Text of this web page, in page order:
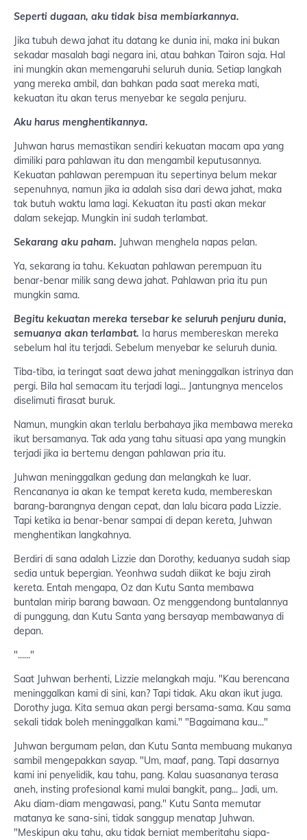
Seperti dugaan, aku tidak bisa membiarkannya.
Jika tubuh dewa jahat itu datang ke dunia ini, maka ini bukan
sekadar masalah bagi negara ini, atau bahkan Tairon saja. Hal
ini mungkin akan memengaruhi seluruh dunia. Setiap langkah
yang mereka ambil, dan bahkan pada saat mereka mati,
kekuatan itu akan terus menyebar ke segala penjuru.
Aku harus menghentikannya.
Juhwan harus memastikan sendiri kekuatan macam apa yang
dimiliki para pahlawan itu dan mengambil keputusannya.
Kekuatan pahlawan perempuan itu sepertinya belum mekar
sepenuhnya, namun jika ia adalah sisa dari dewa jahat, maka
tak butuh waktu lama lagi. Kekuatan itu pasti akan mekar
dalam sekejap. Mungkin ini sudah terlambat.
Sekarang aku paham. Juhwan menghela napas pelan.
Ya, sekarang ia tahu. Kekuatan pahlawan perempuan itu
benar-benar milik sang dewa jahat. Pahlawan pria itu pun
mungkin sama.
Begitu kekuatan mereka tersebar ke seluruh penjuru dunia,
semuanya akan terlambat. Ia harus membereskan mereka
sebelum hal itu terjadi. Sebelum menyebar ke seluruh dunia.
Tiba-tiba, ia teringat saat dewa jahat meninggalkan istrinya dan
pergi. Bila hal semacam itu terjadi lagi... Jantungnya mencelos
diselimuti firasat buruk.
Namun, mungkin akan terlalu berbahaya jika membawa mereka
ikut bersamanya. Tak ada yang tahu situasi apa yang mungkin
terjadi jika ia bertemu dengan pahlawan pria itu.
Juhwan meninggalkan gedung dan melangkah ke luar.
Rencananya ia akan ke tempat kereta kuda, membereskan
barang-barangnya dengan cepat, dan lalu bicara pada Lizzie.
Tapi ketika ia benar-benar sampai di depan kereta, Juhwan
menghentikan langkahnya.
Berdiri di sana adalah Lizzie dan Dorothy, keduanya sudah siap
sedia untuk bepergian. Yeonhwa sudah diikat ke baju zirah
kereta. Entah mengapa, Oz dan Kutu Santa membawa
buntalan mirip barang bawaan. Oz menggendong buntalannya
di punggung, dan Kutu Santa yang bersayap membawanya di
depan.
"......"
Saat Juhwan berhenti, Lizzie melangkah maju. "Kau berencana
meninggalkan kami di sini, kan? Tapi tidak. Aku akan ikut juga.
Dorothy juga. Kita semua akan pergi bersama-sama. Kau sama
sekali tidak boleh meninggalkan kami." "Bagaimana kau..."
Juhwan bergumam pelan, dan Kutu Santa membuang mukanya
sambil mengepakkan sayap. "Um, maaf, pang. Tapi dasarnya
kami ini penyelidik, kau tahu, pang. Kalau suasananya terasa
aneh, insting profesional kami mulai bangkit, pang... Jadi, um.
Aku diam-diam mengawasi, pang." Kutu Santa memutar
matanya ke sana-sini, tidak sanggup menatap Juhwan.
"Meskipun aku tahu, aku tidak berniat memberitahu siapa-